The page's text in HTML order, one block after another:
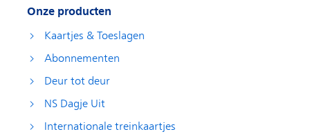
Onze producten
Kaartjes & Toeslagen
Abonnementen
Deur tot deur
NS Dagje Uit
Internationale treinkaartjes